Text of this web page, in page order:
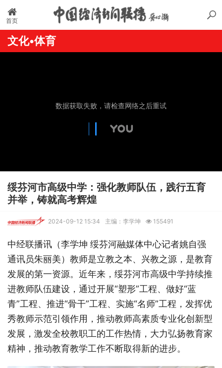
首页
文化•体育
绥芬河市高级中学：强化教师队伍，践行五育
并举，铸就高考辉煌
2024-09-12 15:34 主编：李学坤 155491
中经联播讯（李学坤 绥芬河融媒体中心记者姚自强
通讯员朱丽美）教师是立教之本、兴教之源，是教育
发展的第一资源。近年来，绥芬河市高级中学持续推
进教师队伍建设，通过开展“塑形”工程、做好“蓝
青”工程、推进“骨干”工程、实施“名师”工程，发挥优
秀教师示范引领作用，推动教师高素质专业化创新型
发展，激发全校教职工的工作热情，大力弘扬教育家
精神，推动教育教学工作不断取得新的进步。